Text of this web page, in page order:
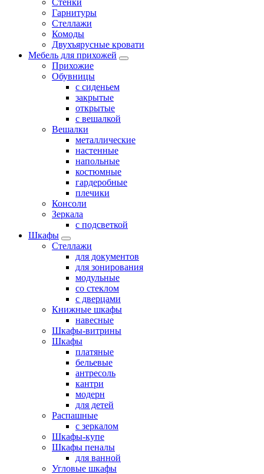
Стенки
Гарнитуры
Стеллажи
Комоды
Двухъярусные кровати
Мебель для прихожей
Прихожие
Обувницы
с сиденьем
закрытые
открытые
с вешалкой
Вешалки
металлические
настенные
напольные
костюмные
гардеробные
плечики
Консоли
Зеркала
с подсветкой
Шкафы
Стеллажи
для документов
для зонирования
модульные
со стеклом
с дверцами
Книжные шкафы
навесные
Шкафы-витрины
Шкафы
платяные
бельевые
антресоль
кантри
модерн
для детей
Распашные
с зеркалом
Шкафы-купе
Шкафы пеналы
для ванной
Угловые шкафы